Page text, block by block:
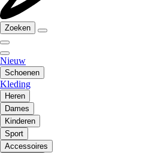
Zoeken
Nieuw
Schoenen
Kleding
Heren
Dames
Kinderen
Sport
Accessoires